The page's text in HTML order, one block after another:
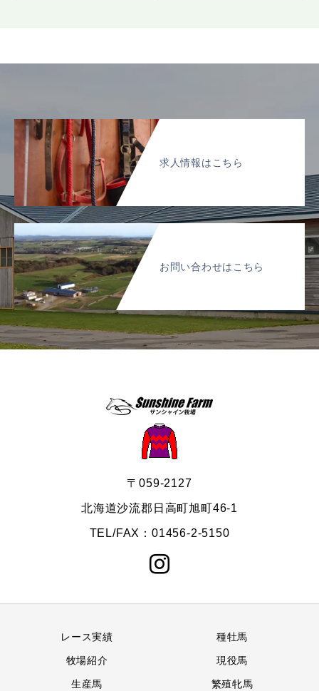
求人情報はこちら
お問い合わせはこちら
〒059-2127
北海道沙流郡日高町旭町46-1
TEL/FAX：01456-2-5150
レース実績 種牡馬
牧場紹介 現役馬
生産馬 繁殖牝馬